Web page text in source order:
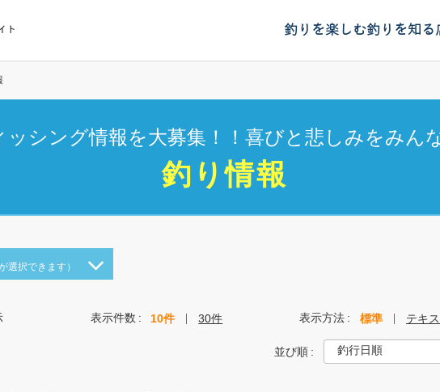
ト 釣りを楽しむ釣りを知る
シング情報を大募集！！喜びと悲しみをみん
釣り情報
選択できます）
表示件数 10件 30件 表示方法 標準 テキ
並び順